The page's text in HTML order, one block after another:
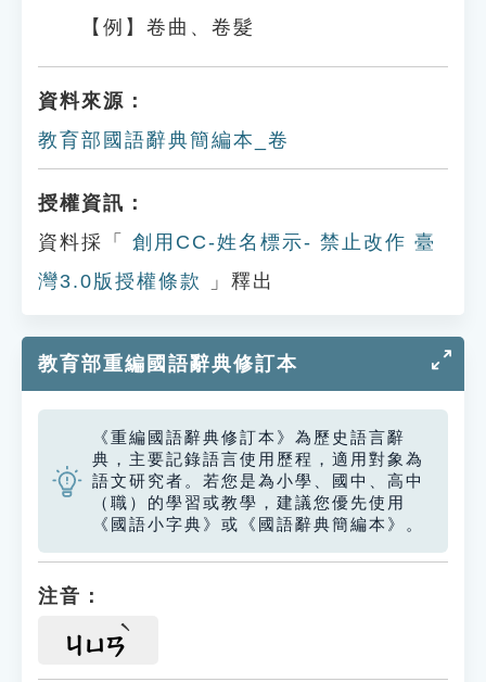
【例】卷曲、卷髮
資料來源：
教育部國語辭典簡編本_卷
授權資訊：
資料採「
創用CC-姓名標示- 禁止改作 臺
灣3.0版授權條款
」釋出
教育部重編國語辭典修訂本
《重編國語辭典修訂本》為歷史語言辭
典，主要記錄語言使用歷程，適用對象為
語文研究者。若您是為小學、國中、高中
（職）的學習或教學，建議您優先使用
《國語小字典》或《國語辭典簡編本》。
注音：
ㄐㄩㄢ